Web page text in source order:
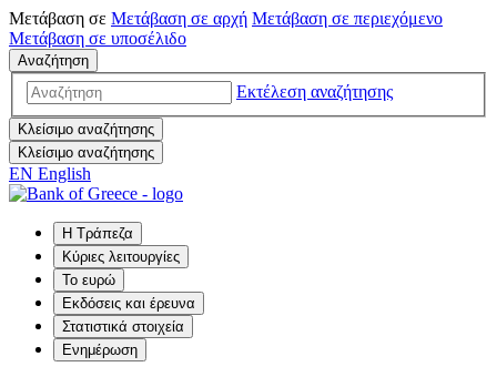
Μετάβαση σε Μετάβαση σε αρχή Μετάβαση σε περιεχόμενο
Μετάβαση σε υποσέλιδο
Αναζήτηση
Εκτέλεση αναζήτησης
Κλείσιμο αναζήτησης
Κλείσιμο αναζήτησης
EN English
Η Τράπεζα
Κύριες λειτουργίες
Το ευρώ
Εκδόσεις και έρευνα
Στατιστικά στοιχεία
Ενημέρωση